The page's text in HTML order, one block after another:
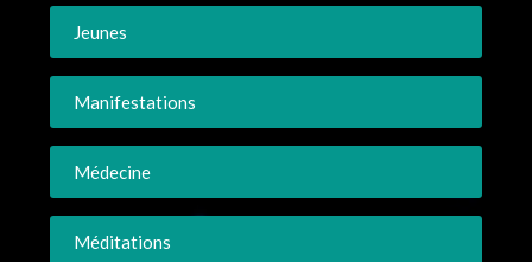
Jeunes
Manifestations
Médecine
Méditations